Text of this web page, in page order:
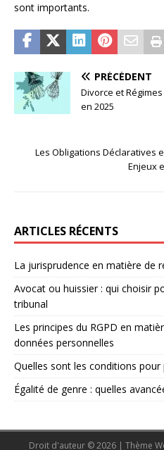
sont importants.
PRÉCÉDENT
Divorce et
en 2025
Les Obligations Déclaratives
Enjeux
ARTICLES RÉCENTS
La jurisprudence en matière de
Avocat ou huissier : qui choisir
tribunal
Les principes du RGPD en
données personnelles
Quelles sont les conditions
Égalité de genre : quelles
Droit d'auteur © 2026 | Thème